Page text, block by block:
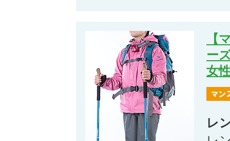
【
ー
女
レ